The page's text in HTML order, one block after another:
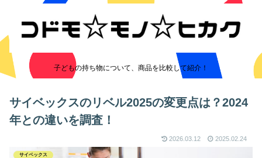
子どもの持ち物について、商品を比較して紹介！
サイベックスのリベル2025の変更点は？2024
年との違いを調査！
2026.03.12 2025.02.24
サイベックス